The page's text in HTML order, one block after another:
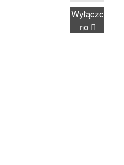
Wyłączo
no